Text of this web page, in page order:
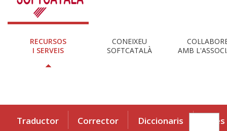
RECURSOS
I SERVEIS
CONEIXEU
SOFTCATALÀ
AMB
Traductor Corrector Diccionaris Eines